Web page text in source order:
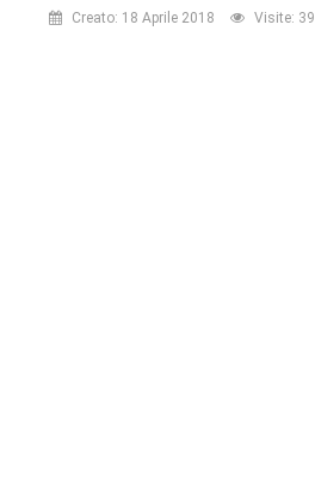
Creato: 18 Aprile 2018 Visite: